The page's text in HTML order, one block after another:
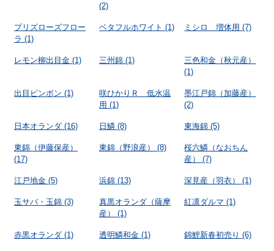
(2)
プリズローズフロー
ラ (1)
ベタフルホワイト (1) ミシロ 増体用 (7)
レモン柳出目金 (1) 三州錦 (1)
三色和金（秋元産）
(1)
出目ピンポン (1)
咲ひかりＲ 低水温
用 (1)
墨江戸錦（加藤産）
(2)
日本オランダ (16) 日鱗 (8) 東海錦 (5)
東錦（伊藤保産）
(17)
東錦（野浪産） (8)
桜六鱗（なおちん
産）
(7)
江戸地金 (5) 浜錦 (13) 深見産（羽衣） (1)
玉サバ・玉錦 (3)
真黒オランダ（薩摩
産）
(1)
紅凛ダルマ (1)
赤黒オランダ (1) 透明鱗和金 (1) 錦鯉新春初売り (6)